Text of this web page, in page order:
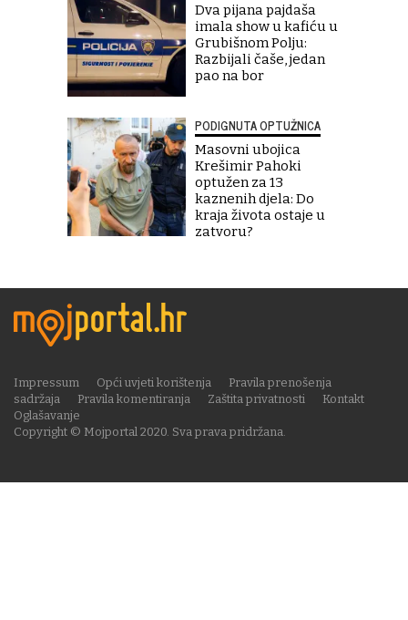
Dva pijana pajdaša
imala show u kafiću u
Grubišnom Polju:
Razbijali čaše, jedan
pao na bor
PODIGNUTA OPTUŽNICA
Masovni ubojica
Krešimir Pahoki
optužen za 13
kaznenih djela: Do
kraja života ostaje u
zatvoru?
Copyright © Mojportal 2020. Sva prava pridržana.
Impressum Opći uvjeti korištenja
Pravila prenošenja
sadržaja
Pravila komentiranja Zaštita privatnosti
Kontakt
Oglašavanje